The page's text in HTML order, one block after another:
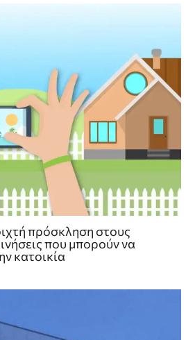
πρόσκληση στους
που μπορούν να
κατοικία